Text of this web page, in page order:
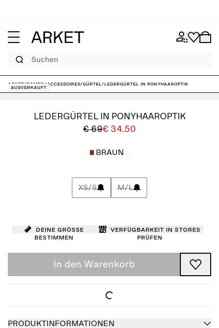
Suchen
ARKET/Damen / Accessoires/Gürtel/Ledergürtel in Ponyhaaroptik
Ausverkauft
LEDERGÜRTEL IN PONYHAAROPTIK
€ 69€ 34.50
BRAUN
XS/S M/L
Deine Größe
bestimmen
Verfügbarkeit in Stores
prüfen
In den Warenkorb
PRODUKTINFORMATIONEN